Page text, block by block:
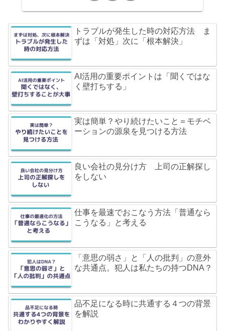
トラブルが発生した時の対応方法 ま
ずは「対処」次に「根本解決」
AI活用の重要ポイントは「聞くではな
く壁打ちする」
実は簡単？やり続けたいこと＝モチベ
ーションの源泉を見つける方法
良い会社の見分け方 上司の正解探し
をしない
仕事を最速でおこなう方法「普通なら
こうなる」と考える
「意思の弱さ」と「人の批判」の意外
な共通点。犯人は私たちの持つDNA？
品不足になる時に共通する４つの背景
を解説